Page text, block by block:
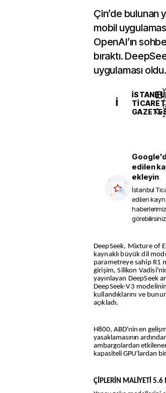
Çin’de bulunan
mobil
OpenAI’ın
bıraktı.
uygulaması oldu.
İ
TICARET
edilen
ekleyin
İstanbul
edilen
DeepSeek, Mixture of Experts (MOE) mimarisini kullanarak açık
kaynaklı büyük dil
parametreye sahip R1
girişim, Silikon
yayınlayan DeepSeek
DeepSeek-V3
kullandıklarını ve
açıkladı.
H800, ABD'nin en
yasaklamasının
ambargolardan
kapasiteli GPU'lardan
ÇİPLERİN MALİYETİ 5.6